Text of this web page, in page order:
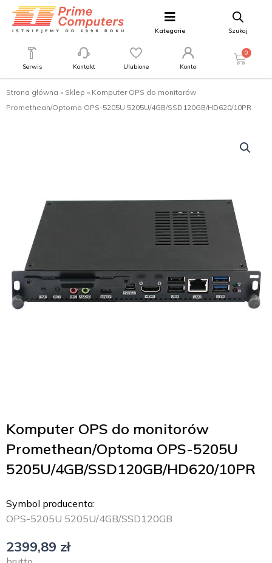
Kategorie Szukaj
Serwis Kontakt Ulubione Konto
0
Strona główna » Sklep » Komputer OPS do monitorów
Promethean/Optoma OPS-5205U 5205U/4GB/SSD120GB/HD620/10PR
Komputer OPS do monitorów
Promethean/Optoma OPS-5205U
5205U/4GB/SSD120GB/HD620/10PR
Symbol producenta:
OPS-5205U 5205U/4GB/SSD120GB
2399,89 zł